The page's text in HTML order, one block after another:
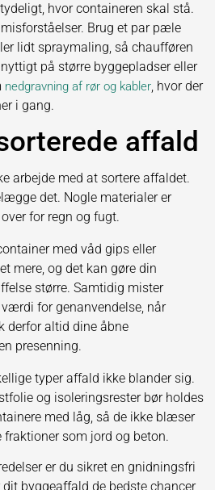
hvor containeren skal stå.
Brug et par pæle
lidt spraymaling, så chaufføren
på større byggepladser eller
nedgravning af rør og kabler, hvor der
i gang.
affald
arbejde med at sortere affaldet.
det. Nogle materialer er
for regn og fugt.
med våd gips eller
mere, og det kan gøre din
større. Samtidig mister
for genanvendelse, når
derfor altid dine åbne
presenning.
typer affald ikke blander sig.
og isoleringsrester bør holdes
med låg, så de ikke blæser
fraktioner som jord og beton.
er du sikret en gnidningsfri
byggeaffald de bedste chancer